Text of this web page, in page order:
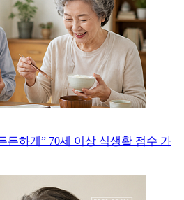
든하게” 70세 이상 식생활 점수 가